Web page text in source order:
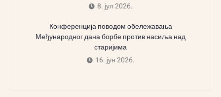
8. јул 2026.
Конференција поводом обележавања
Међународног дана борбе против насиља над
старијима
16. јун 2026.